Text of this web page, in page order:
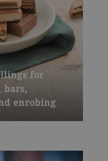
for
bars,
enrobing